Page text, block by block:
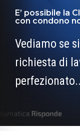
E’ possibile la
con condono
Vediamo se
richiesta di